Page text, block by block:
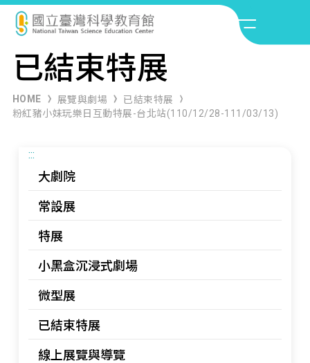
已結束特展
HOME 展覽與劇場
已結束特展
粉紅豬小妹玩樂日互動特展-台北站(110/12/28-111/03/13)
:::
大劇院
常設展
特展
小黑盒沉浸式劇場
微型展
已結束特展
線上展覽與導覽